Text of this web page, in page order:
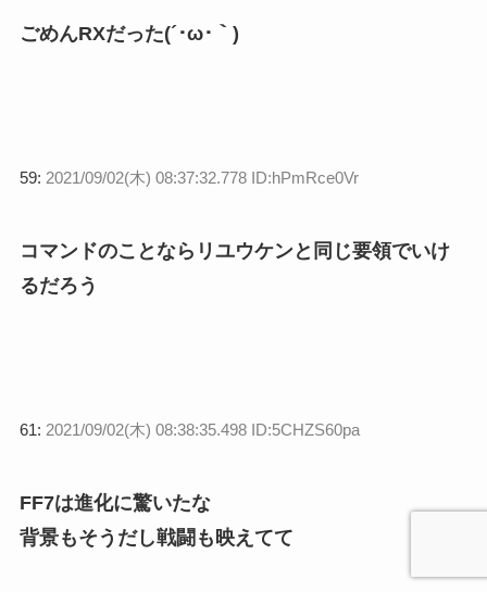
ごめんRXだった(´･ω･｀)
59: 2021/09/02(木) 08:37:32.778 ID:hPmRce0Vr
コマンドのことならリユウケンと同じ要領でいけ
るだろう
61: 2021/09/02(木) 08:38:35.498 ID:5CHZS60pa
FF7は進化に驚いたな
背景もそうだし戦闘も映えてて